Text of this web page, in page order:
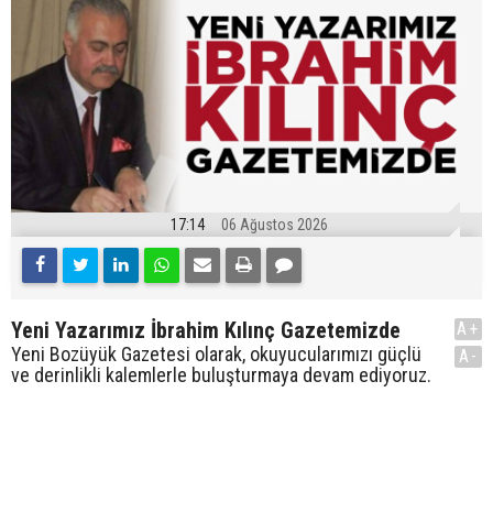
17:14 06 Ağustos 2026
Yeni Yazarımız İbrahim Kılınç Gazetemizde
Yeni Bozüyük Gazetesi olarak, okuyucularımızı güçlü
ve derinlikli kalemlerle buluşturmaya devam ediyoruz.
A+
A-